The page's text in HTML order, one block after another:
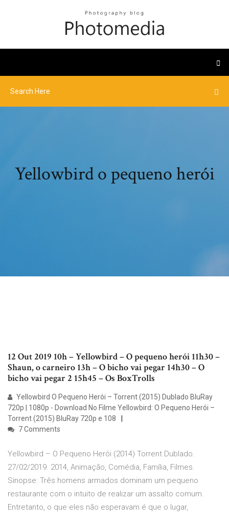
Yellowbird o pequeno herói
12 Out 2019 10h – Yellowbird – O pequeno herói 11h30 –
Shaun, o carneiro 13h – O bicho vai pegar 14h30 – O
bicho vai pegar 2 15h45 – Os BoxTrolls
Yellowbird O Pequeno Herói – Torrent (2015) Dublado BluRay
720p | 1080p - Download No Filme Yellowbird: O Pequeno Herói –
Torrent (2015) BluRay 720p e 108
7 Comments
Yellowbird – O Pequeno Herói (2014) Torrent Dublado.
27/02/2019. 2014, Animação, Comédia, Família, Filmes.
Sinopse: Três homens armados dominam um pequeno
restaurante com o intuito de realizar um assalto comum.
Entretanto, o que eles não esperavam é que o lugar,